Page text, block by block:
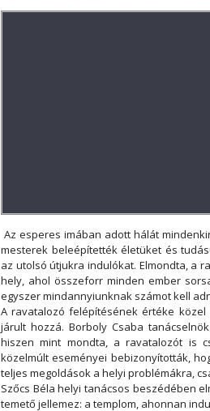
Az esperes imában adott hálát
mesterek beleépítették életüket és
az utolsó útjukra indulókat. Elmondta, a
hely, ahol összeforr minden ember
egyszer mindannyiunknak számot kell
A ravatalozó felépítésének értéke közel
járult hozzá. Borboly Csaba
hiszen mint mondta, a ravatalozót is
közelmúlt eseményei bebizonyították,
teljes megoldások a helyi problémákra,
Szőcs Béla helyi tanácsos beszédében
temető jellemez: a templom, ahonnan